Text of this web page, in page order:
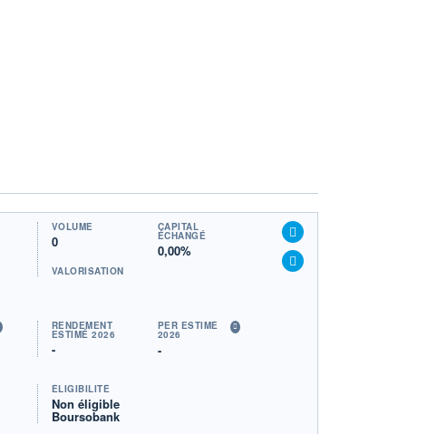
VOLUME
0
CAPITAL
ÉCHANGÉ
0,00%
VALORISATION
RENDEMENT
ESTIMÉ 2026
-
PER ESTIMÉ
2026
-
ÉLIGIBILITÉ
Non éligible
Boursobank